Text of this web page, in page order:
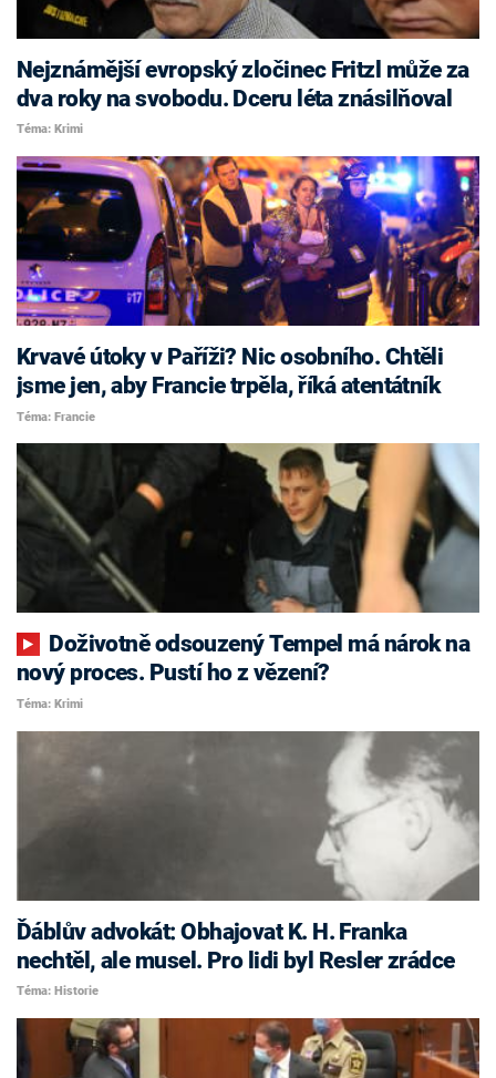
Nejznámější evropský zločinec Fritzl může za
dva roky na svobodu. Dceru léta znásilňoval
Téma: Krimi
Krvavé útoky v Paříži? Nic osobního. Chtěli
jsme jen, aby Francie trpěla, říká atentátník
Téma: Francie
nový proces. Pustí ho z vězení?
Téma: Krimi
Ďáblův advokát: Obhajovat K. H. Franka
nechtěl, ale musel. Pro lidi byl Resler zrádce
Téma: Historie